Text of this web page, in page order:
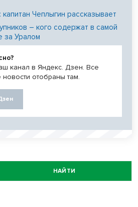
капитан Чеплыгин рассказывает
– кого содержат в самой
за Уралом
канал в Яндекс. Дзен. Все
отобраны там.
НАЙТИ